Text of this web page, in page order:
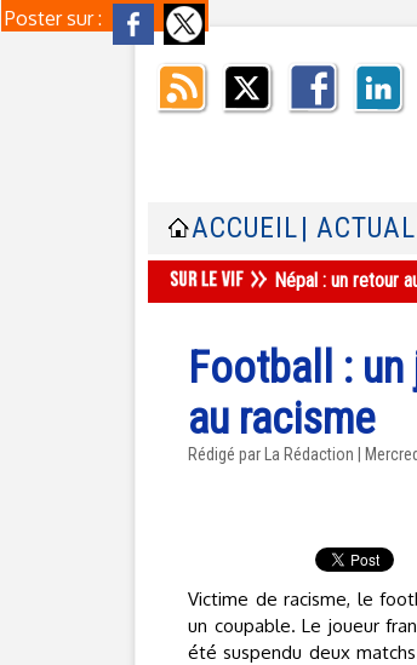
Poster sur :
ACCUEIL |
Népal : un retour
Football :
au racisme
Rédigé par La Rédaction |
Victime de racisme, le
un coupable. Le joueur
été suspendu deux